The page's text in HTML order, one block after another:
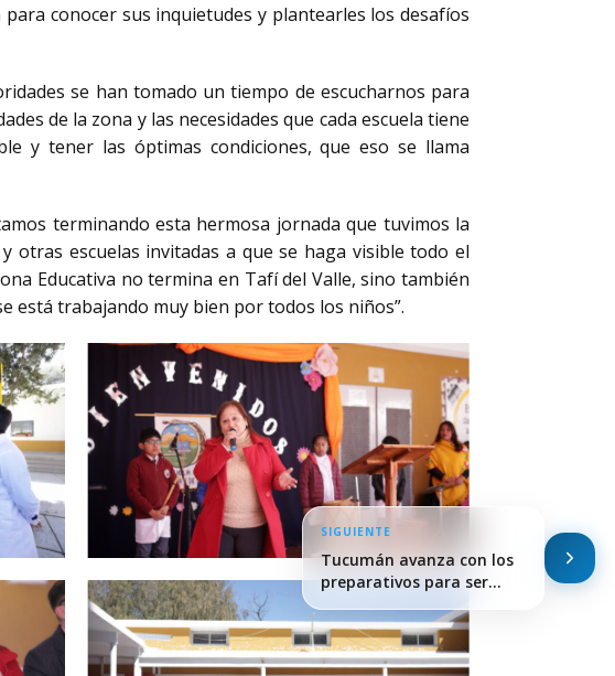
conocer sus inquietudes y plantearles los desafíos
se han tomado un tiempo de escucharnos para
de la zona y las necesidades que cada escuela tiene
y tener las óptimas condiciones, que eso se llama
terminando esta hermosa jornada que tuvimos la
otras escuelas invitadas a que se haga visible todo el
Educativa no termina en Tafí del Valle, sino también
está trabajando muy bien por todos los niños”.
SIGUIENTE
Tucumán avanza con los
preparativos para ser…